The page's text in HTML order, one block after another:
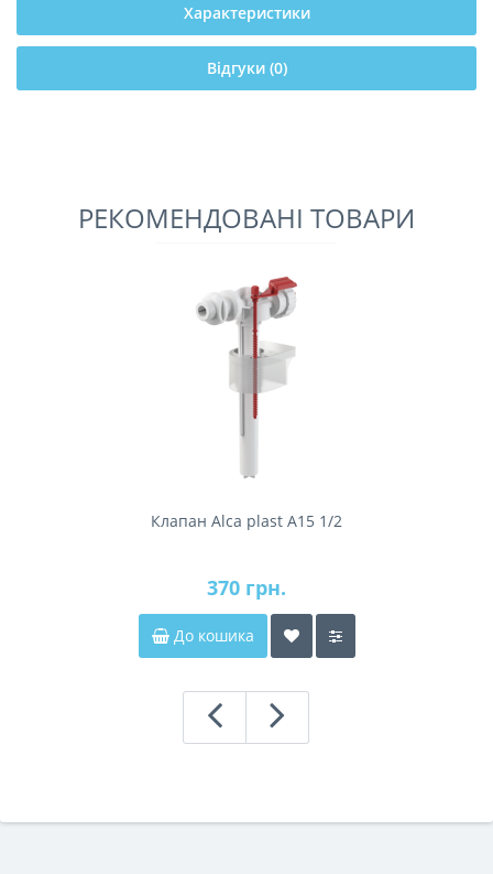
Характеристики
Відгуки (0)
РЕКОМЕНДОВАНІ ТОВАРИ
Клапан Alca plast A15 1/2
370 грн.
До кошика